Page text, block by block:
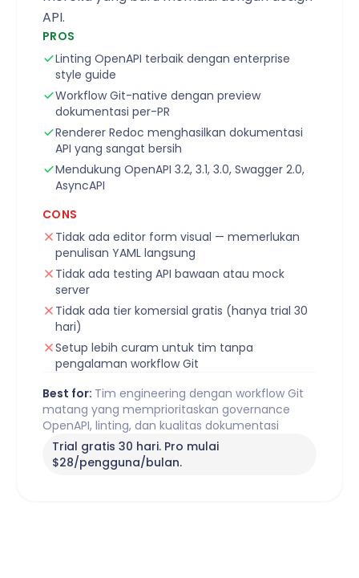
API.
PROS
Linting OpenAPI terbaik dengan enterprise
style guide
Workflow Git-native dengan preview
dokumentasi per-PR
Renderer Redoc menghasilkan dokumentasi
API yang sangat bersih
Mendukung OpenAPI 3.2, 3.1, 3.0, Swagger 2.0,
AsyncAPI
CONS
Tidak ada editor form visual — memerlukan
penulisan YAML langsung
Tidak ada testing API bawaan atau mock
server
Tidak ada tier komersial gratis (hanya trial 30
hari)
Setup lebih curam untuk tim tanpa
pengalaman workflow Git
Best for: Tim engineering dengan workflow Git
matang yang memprioritaskan governance
OpenAPI, linting, dan kualitas dokumentasi
Trial gratis 30 hari. Pro mulai
$28/pengguna/bulan.